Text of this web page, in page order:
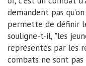
demandent pas
permette de définir
souligne-t-il, "les
représentés par les
combats ne sont pas